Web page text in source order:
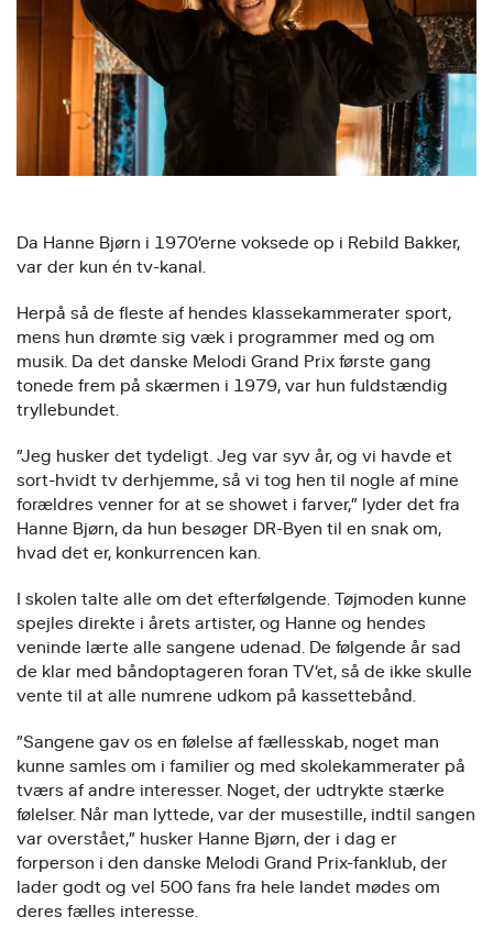
Da Hanne Bjørn i 1970’erne voksede op i Rebild Bakker,
var der kun én tv-kanal.
Herpå så de fleste af hendes klassekammerater sport,
mens hun drømte sig væk i programmer med og om
musik. Da det danske Melodi Grand Prix første gang
tonede frem på skærmen i 1979, var hun fuldstændig
tryllebundet.
”Jeg husker det tydeligt. Jeg var syv år, og vi havde et
sort-hvidt tv derhjemme, så vi tog hen til nogle af mine
forældres venner for at se showet i farver,” lyder det fra
Hanne Bjørn, da hun besøger DR-Byen til en snak om,
hvad det er, konkurrencen kan.
I skolen talte alle om det efterfølgende. Tøjmoden kunne
spejles direkte i årets artister, og Hanne og hendes
veninde lærte alle sangene udenad. De følgende år sad
de klar med båndoptageren foran TV’et, så de ikke skulle
vente til at alle numrene udkom på kassettebånd.
”Sangene gav os en følelse af fællesskab, noget man
kunne samles om i familier og med skolekammerater på
tværs af andre interesser. Noget, der udtrykte stærke
følelser. Når man lyttede, var der musestille, indtil sangen
var overstået,” husker Hanne Bjørn, der i dag er
forperson i den danske Melodi Grand Prix-fanklub, der
lader godt og vel 500 fans fra hele landet mødes om
deres fælles interesse.